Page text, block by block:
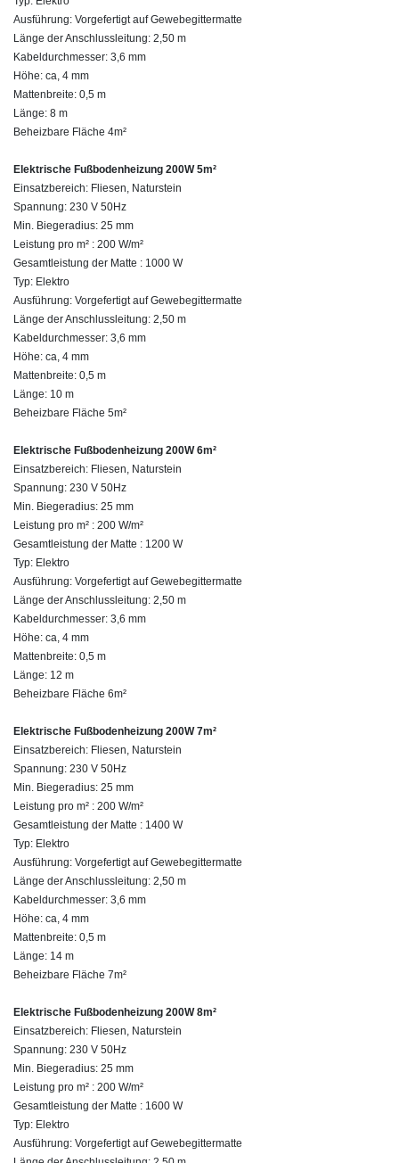
Ausführung: Vorgefertigt auf Gewebegittermatte
Länge der Anschlussleitung: 2,50 m
Kabeldurchmesser: 3,6 mm
Höhe: ca, 4 mm
Mattenbreite: 0,5 m
Länge: 8 m
Beheizbare Fläche 4m²
Elektrische Fußbodenheizung 200W 5m²
Einsatzbereich: Fliesen, Naturstein
Spannung: 230 V 50Hz
Min. Biegeradius: 25 mm
Leistung pro m² : 200 W/m²
Gesamtleistung der Matte : 1000 W
Typ: Elektro
Ausführung: Vorgefertigt auf Gewebegittermatte
Länge der Anschlussleitung: 2,50 m
Kabeldurchmesser: 3,6 mm
Höhe: ca, 4 mm
Mattenbreite: 0,5 m
Länge: 10 m
Beheizbare Fläche 5m²
Elektrische Fußbodenheizung 200W 6m²
Einsatzbereich: Fliesen, Naturstein
Spannung: 230 V 50Hz
Min. Biegeradius: 25 mm
Leistung pro m² : 200 W/m²
Gesamtleistung der Matte : 1200 W
Typ: Elektro
Ausführung: Vorgefertigt auf Gewebegittermatte
Länge der Anschlussleitung: 2,50 m
Kabeldurchmesser: 3,6 mm
Höhe: ca, 4 mm
Mattenbreite: 0,5 m
Länge: 12 m
Beheizbare Fläche 6m²
Elektrische Fußbodenheizung 200W 7m²
Einsatzbereich: Fliesen, Naturstein
Spannung: 230 V 50Hz
Min. Biegeradius: 25 mm
Leistung pro m² : 200 W/m²
Gesamtleistung der Matte : 1400 W
Typ: Elektro
Ausführung: Vorgefertigt auf Gewebegittermatte
Länge der Anschlussleitung: 2,50 m
Kabeldurchmesser: 3,6 mm
Höhe: ca, 4 mm
Mattenbreite: 0,5 m
Länge: 14 m
Beheizbare Fläche 7m²
Elektrische Fußbodenheizung 200W 8m²
Einsatzbereich: Fliesen, Naturstein
Spannung: 230 V 50Hz
Min. Biegeradius: 25 mm
Leistung pro m² : 200 W/m²
Gesamtleistung der Matte : 1600 W
Typ: Elektro
Ausführung: Vorgefertigt auf Gewebegittermatte